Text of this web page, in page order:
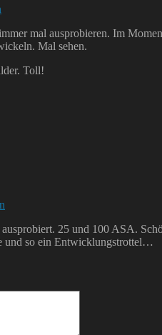
mal ausprobieren. Im
Mal sehen.
Toll!
25 und 100 ASA.
und so ein Entwicklungstrottel…